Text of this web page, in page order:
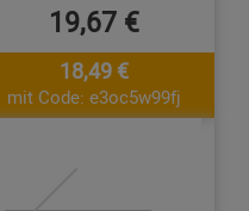
19,67 €
18,49 €
mit Code: e3oc5w99fj